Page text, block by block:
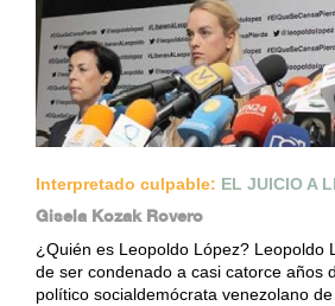
Interpretado culpable: EL JUICIO A
Gisela Kozak Rovero
¿Quién es Leopoldo López? Leopoldo
de ser condenado a casi catorce años
político socialdemócrata venezolano